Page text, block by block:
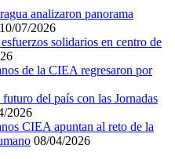
analizaron panorama
10/07/2026
solidarios en centro de
de la CIEA regresaron por
del país con las Jornadas
2026
CIEA apuntan al reto de la
08/04/2026